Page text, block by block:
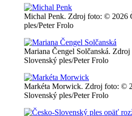
Michal Penk. Zdroj foto: © 2026
ples/Peter Frolo
Mariana Čengel Solčanská.
Slovenský ples/Peter Frolo
Markéta Morwick. Zdroj foto: ©
Slovenský ples/Peter Frolo